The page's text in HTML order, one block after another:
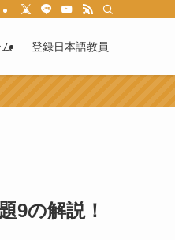
登録日本語教員
9の解説！